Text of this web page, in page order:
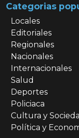
Categorias
Locales
Editoriales
Regionales
Nacionales
Internacionales
Salud
Deportes
Policiaca
Cultura y
Política y